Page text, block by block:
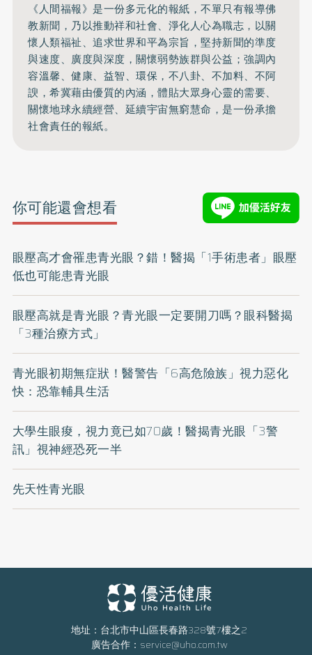
《人間福報》是一份多元化的報紙，不單只有報導佛
教新聞，乃以推動祥和社會、淨化人心為職志，以關
懷人類福祉、追求世界和平為宗旨，堅持新聞的準度
與速度、廣度與深度，關懷弱勢族群與公益；強調內
容溫馨、健康、益智、環保，不八卦、不加料、不阿
諛，希冀藉由優質的內涵，體貼大眾身心靈的需要、
關懷地球永續經營、延續宇宙無窮慧命，是一份承擔
社會責任的報紙。
你可能還會想看
眼壓高才會罹患青光眼？錯！醫揭「1手術患者」眼壓
低也可能患青光眼
眼壓高就是青光眼？青光眼一定要開刀嗎？眼科醫揭
「3種治療方式」
青光眼初期無症狀！醫警告「6高危險族」視力惡化
快：恐靠輔具生活
大學生眼痠，視力竟已如70歲！醫揭青光眼「3警
訊」視神經恐死一半
先天性青光眼
地址：台北市中山區長春路328號7樓之2
廣告合作： service@uho.com.tw